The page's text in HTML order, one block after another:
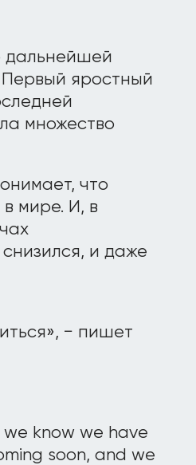
дальнейшей
Первый яростный
множество
что
мире. И, в
и даже
− пишет
know we have
soon, and we